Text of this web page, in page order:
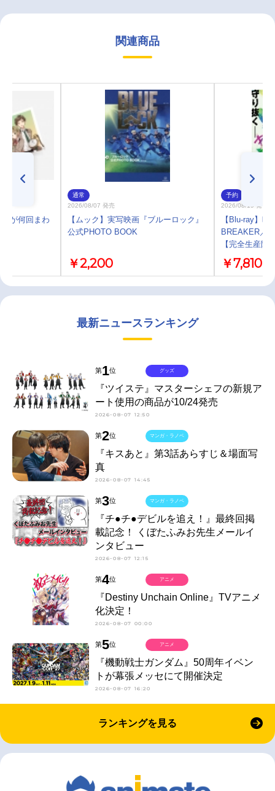
関連商品
が何回まわ
通常
2026/08/07 発売
【ムック】実写映画『ブルーロック』
公式PHOTO BOOK
￥2,200
予約
2026/08/19 発売
【Blu-ray】映
BREAKER／
【完全生産限
￥7,810
最新ニュースランキング
第1位
『ツイステ』マスターシェフの新規ア
ート使用の商品が10/24発売
2026-08-07 12:50
グッズ
第2位
『キスあと』第3話あらすじ＆場面写
真
2026-08-07 14:45
マンガ・ラノベ
第3位
『チ●チ●デビルを追え！』最終回掲
載記念！ くぼたふみお先生メールイ
ンタビュー
2026-08-07 12:15
マンガ・ラノベ
第4位
『Destiny Unchain Online』TVアニメ
化決定！
2026-08-07 00:00
アニメ
第5位
『機動戦士ガンダム』50周年イベン
トが幕張メッセにて開催決定
2026-08-07 16:20
アニメ
ランキングを見る